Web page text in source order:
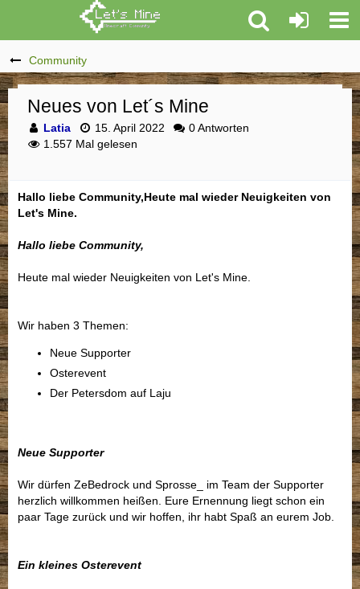
Community
Neues von Let´s Mine
Latia 15. April 2022
0 Antworten
1.557 Mal gelesen
Hallo liebe Community,Heute mal wieder Neuigkeiten von
Let's Mine.
Hallo liebe Community,
Heute mal wieder Neuigkeiten von Let's Mine.
Wir haben 3 Themen:
Neue Supporter
Osterevent
Der Petersdom auf Laju
Neue Supporter
Wir dürfen ZeBedrock und Sprosse_ im Team der Supporter
herzlich willkommen heißen. Eure Ernennung liegt schon ein
paar Tage zurück und wir hoffen, ihr habt Spaß an eurem Job.
Ein kleines Osterevent